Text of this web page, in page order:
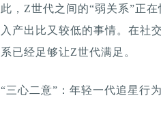
此，Z世代之间的“弱关系”正
入产出比又较低的事情。在社
系已经足够让Z世代满足。
“三心二意”：年轻一代追星行